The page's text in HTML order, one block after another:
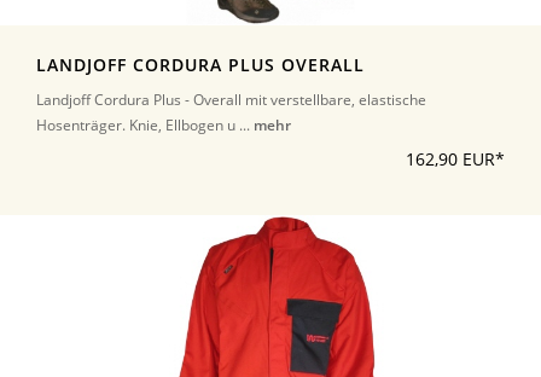
LANDJOFF CORDURA PLUS OVERALL
Landjoff Cordura Plus - Overall mit verstellbare, elastische
Hosenträger. Knie, Ellbogen u ... mehr
162,90 EUR*